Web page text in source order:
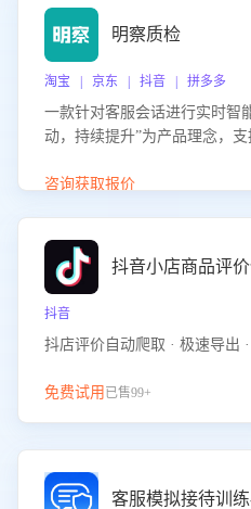
明察质检
淘宝 | 京东 | 抖音 | 拼多多
一款针对客服会话进行实时智
动，持续提升”为产品理念，
升客服团队的销服能力。
咨询获取报价
抖音小店商品评
抖音
抖店评价自动爬取 · 极速导出
免费试用 已售99+
客服模拟接待训